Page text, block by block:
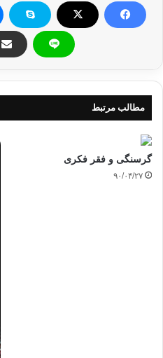
سوق داده است.
این سخنان می بایست در خانه به
برخاست نکن! با فلان دختر هم
دلخور و ناراحت می شوند: چرا این
را بر ما تنگ و تاریک می
و به همین صورت آغاز می گردد.
این نکته ی بسیار مهمی است،
مطالب مرتبط
گرسنگی و فقر فکری
۹۰/۰۴/۲۷